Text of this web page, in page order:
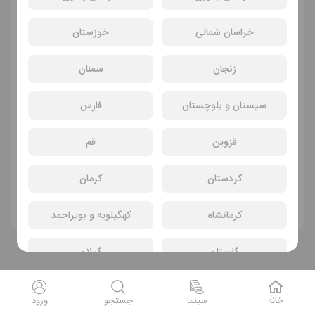
خراسان شمالی خوزستان
زنجان سمنان
سیستان و بلوچستان فارس
قزوین قم
کردستان کرمان
کرمانشاه کهگیلویه و بویراحمد
گلستان گیلان
خانه سینما جستجو ورود